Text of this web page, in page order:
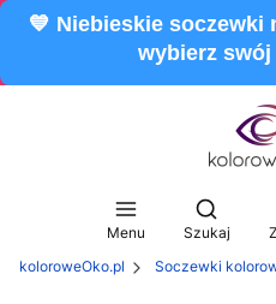
💙 Niebieskie soczewki
wybierz
Menu
Otwórz
Szukaj
koloroweOko.pl
Soczewki